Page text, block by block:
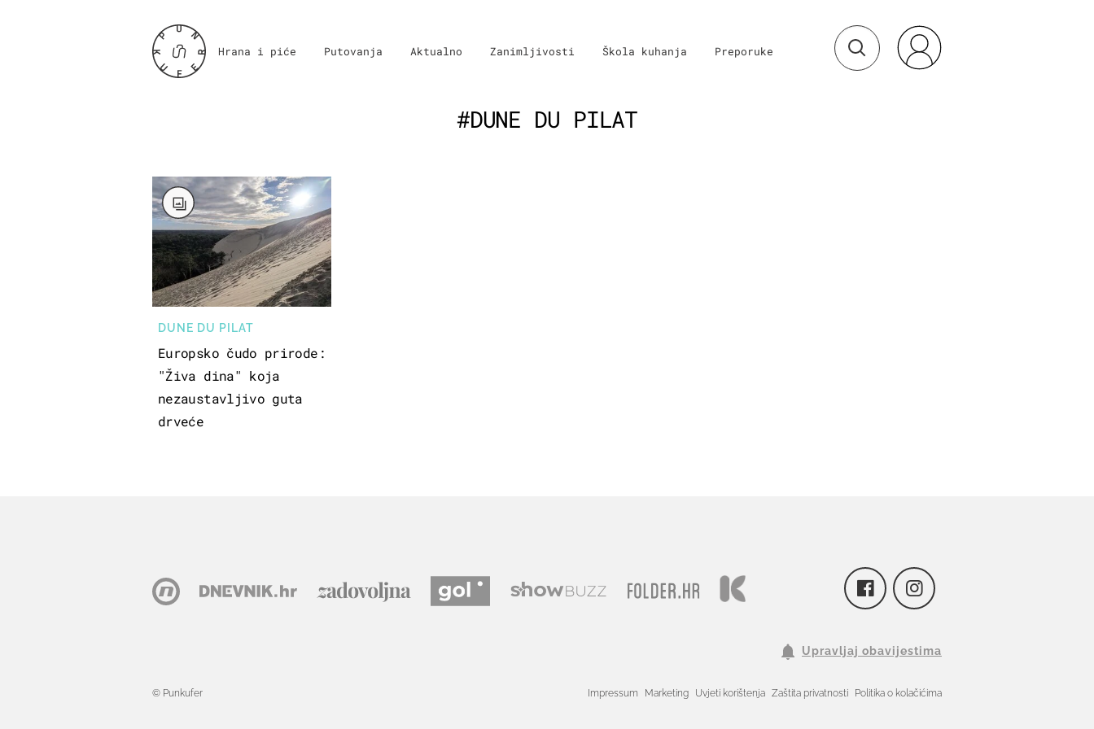
Hrana i piće Putovanja Aktualno Zanimljivosti Škola kuhanja Preporuke
#DUNE DU PILAT
DUNE DU PILAT
Europsko čudo prirode:
"Živa dina" koja
nezaustavljivo guta
drveće
Upravljaj obavijestima
© Punkufer Impressum Marketing Uvjeti korištenja Zaštita privatnosti Politika o kolačićima